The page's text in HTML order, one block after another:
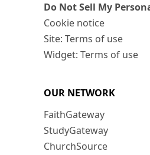
Do Not Sell My
Cookie notice
Site: Terms of use
Widget: Terms of use
OUR NETWORK
FaithGateway
StudyGateway
ChurchSource